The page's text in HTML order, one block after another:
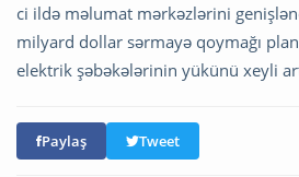
ci ildə məlumat mərkəzlərini
milyard dollar sərmayə qoymağı
elektrik şəbəkələrinin yükünü xeyli
Paylaş Tweet